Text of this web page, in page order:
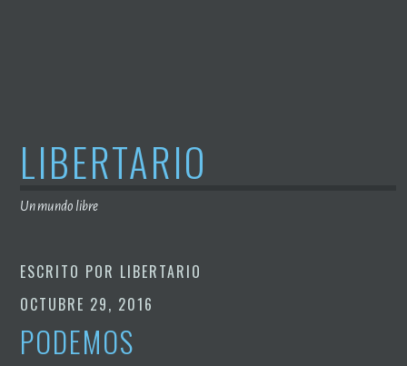
LIBERTARIO
Un mundo libre
ESCRITO POR LIBERTARIO
OCTUBRE 29, 2016
PODEMOS